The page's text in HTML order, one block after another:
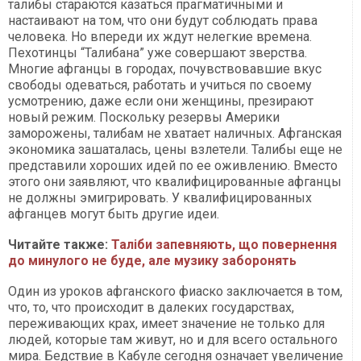
талибы стараются казаться прагматичными и
настаивают на том, что они будут соблюдать права
человека. Но впереди их ждут нелегкие времена.
Пехотинцы “Талибана” уже совершают зверства.
Многие афганцы в городах, почувствовавшие вкус
свободы одеваться, работать и учиться по своему
усмотрению, даже если они женщины, презирают
новый режим. Поскольку резервы Америки
заморожены, талибам не хватает наличных. Афганская
экономика зашаталась, цены взлетели. Талибы еще не
представили хороших идей по ее оживлению. Вместо
этого они заявляют, что квалифицированные афганцы
не должны эмигрировать. У квалифицированных
афганцев могут быть другие идеи.
Читайте также: Таліби запевняють, що повернення
до минулого не буде, але музику заборонять
Один из уроков афганского фиаско заключается в том,
что, то, что происходит в далеких государствах,
переживающих крах, имеет значение не только для
людей, которые там живут, но и для всего остального
мира. Бедствие в Кабуле сегодня означает увеличение